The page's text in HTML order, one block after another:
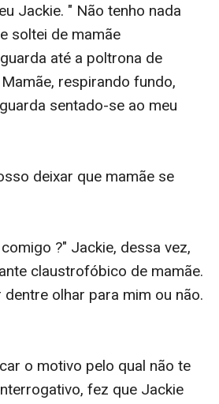
Jackie. " Não tenho nada
soltei de mamãe
até a poltrona de
respirando fundo,
sentado-se ao meu
deixar que mamãe se
?" Jackie, dessa vez,
claustrofóbico de mamãe.
dentre olhar para mim ou não.
o motivo pelo qual não te
fez que Jackie